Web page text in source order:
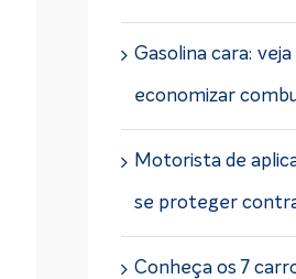
Gasolina cara:
economizar
Motorista de
se proteger
Conheça os 7